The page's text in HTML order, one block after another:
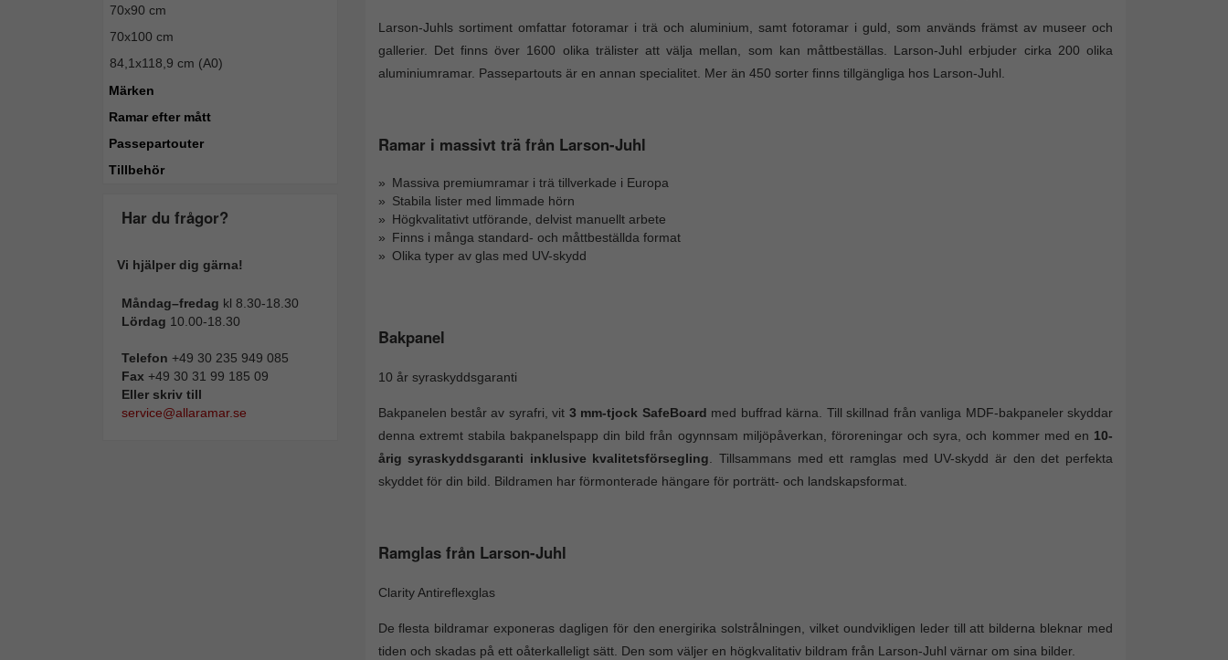
70x90 cm
70x100 cm
84,1x118,9 cm (A0)
Märken
Ramar efter mått
Passepartouter
Tillbehör
Har du frågor?
Vi hjälper dig gärna!
Måndag–fredag kl 8.30-18.30
Lördag 10.00-18.30
Telefon +49 30 235 949 085
Fax +49 30 31 99 185 09
Eller skriv till
service@allaramar.se
Larson-Juhls sortiment omfattar fotoramar i trä och aluminium, samt fotoramar i guld, som används främst av museer och
gallerier. Det finns över 1600 olika trälister att välja mellan, som kan måttbeställas. Larson-Juhl erbjuder cirka 200 olika
aluminiumramar. Passepartouts är en annan specialitet. Mer än 450 sorter finns tillgängliga hos Larson-Juhl.
Ramar i massivt trä från Larson-Juhl
Massiva premiumramar i trä tillverkade i Europa
Stabila lister med limmade hörn
Högkvalitativt utförande, delvist manuellt arbete
Finns i många standard- och måttbeställda format
Olika typer av glas med UV-skydd
Bakpanel
10 år syraskyddsgaranti
Bakpanelen består av syrafri, vit 3 mm-tjock SafeBoard med buffrad kärna. Till skillnad från vanliga MDF-bakpaneler skyddar
denna extremt stabila bakpanelspapp din bild från ogynnsam miljöpåverkan, föroreningar och syra, och kommer med en 10-
årig syraskyddsgaranti inklusive kvalitetsförsegling . Tillsammans med ett ramglas med UV-skydd är den det perfekta
skyddet för din bild. Bildramen har förmonterade hängare för porträtt- och landskapsformat.
Ramglas från Larson-Juhl
Clarity Antireflexglas
De flesta bildramar exponeras dagligen för den energirika solstrålningen, vilket oundvikligen leder till att bilderna bleknar med
tiden och skadas på ett oåterkalleligt sätt. Den som väljer en högkvalitativ bildram från Larson-Juhl värnar om sina bilder.